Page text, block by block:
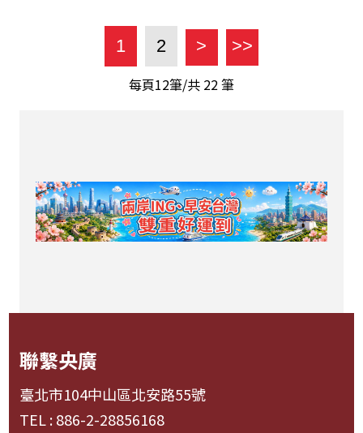
1 2 > >>
每頁12筆/共 22筆
聯繫央廣
臺北市104中山區北安路55號
TEL : 886-2-28856168